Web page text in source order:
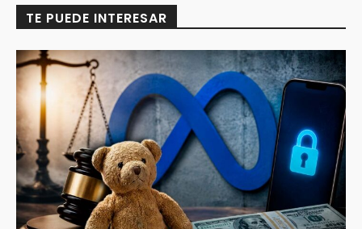
TE PUEDE INTERESAR